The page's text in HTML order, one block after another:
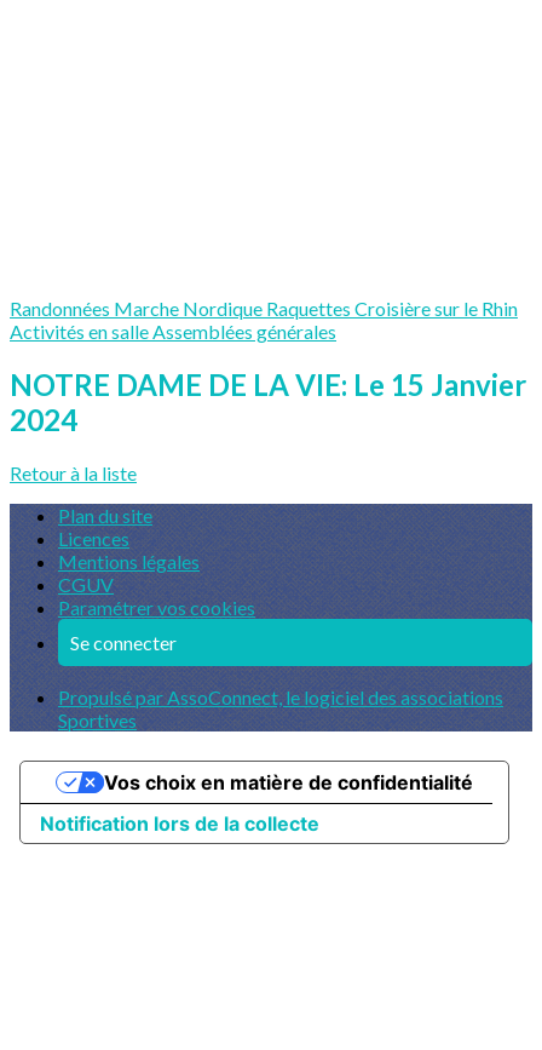
Randonnées Marche Nordique Raquettes Croisière sur le Rhin
Activités en salleAssemblées générales
NOTRE DAME DE LA VIE: Le 15 Janvier
2024
Retour à la liste
Plan du site
Licences
Mentions légales
CGUV
Paramétrer vos cookies
Se connecter
Propulsé par AssoConnect, le logiciel des associations
Sportives
Notification lors de la collecte
Vos choix en matière de confidentialité